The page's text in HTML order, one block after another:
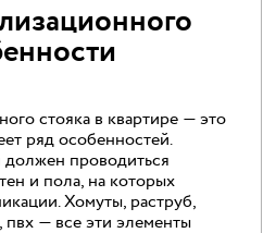
стояка в квартире — это
ряд особенностей.
проводиться
и пола, на которых
Хомуты, раструб,
пвх — все эти элементы